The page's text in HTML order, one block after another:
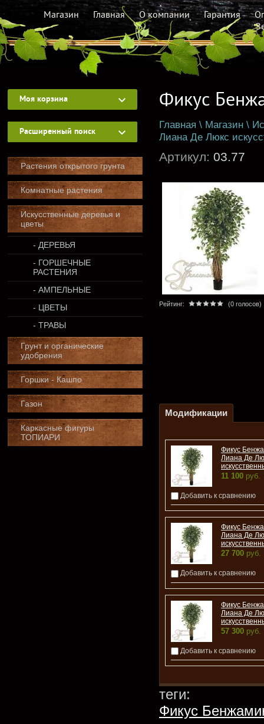
Магазин Главная О компании Гарантия
Фикус
Главная \ Магазин \
Лиана Де Люкс
Артикул: 03.77
Рейтинг: (0 голосов)
Модификации
Фикус
Лиана Де
11 100 руб.
Добавить к сравнению
Фикус
Лиана Де
27 700 руб.
Добавить к сравнению
Фикус
Лиана Де
57 300 руб.
Добавить к сравнению
теги:
Фикус
Моя корзина
Расширенный поиск
Растения открытого грунта
Комнатные растения
Искусственные деревья и
цветы
- ДЕРЕВЬЯ
- ГОРШЕЧНЫЕ
РАСТЕНИЯ
- АМПЕЛЬНЫЕ
- ЦВЕТЫ
- ТРАВЫ
Грунт и органические
удобрения
Горшки - Кашпо
Газон
Каркасные фигуры
ТОПИАРИ